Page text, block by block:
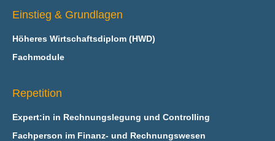
Einstieg & Grundlagen
Höheres Wirtschaftsdiplom (HWD)
Fachmodule
Repetition
Expert:in in Rechnungslegung und Controlling
Fachperson im Finanz- und Rechnungswesen